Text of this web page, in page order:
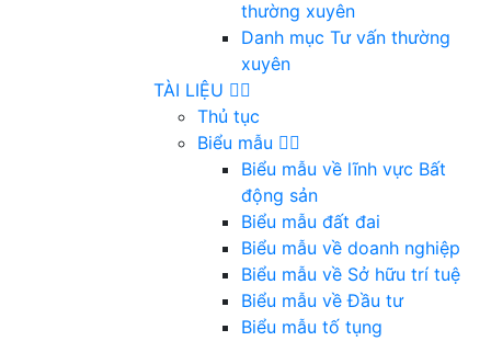
thường xuyên
Danh mục Tư vấn thường
xuyên
TÀI LIỆU
Thủ tục
Biểu mẫu
Biểu mẫu về lĩnh vực Bất
động sản
Biểu mẫu đất đai
Biểu mẫu về doanh nghiệp
Biểu mẫu về Sở hữu trí tuệ
Biểu mẫu về Đầu tư
Biểu mẫu tố tụng